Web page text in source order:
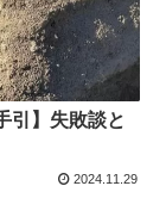
引】失敗談と
2024.11.29